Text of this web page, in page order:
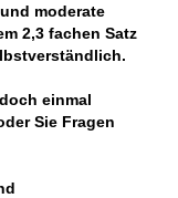
moderate
2,3 fachen Satz
einmal
Sie Fragen